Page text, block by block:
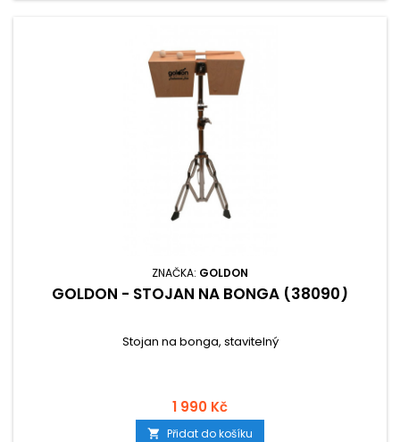
ZNAČKA: GOLDON
GOLDON - STOJAN NA BONGA (38090)
Stojan na bonga, stavitelný
1 990 Kč
 Přidat do košíku